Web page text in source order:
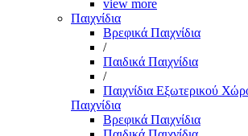
view more
Παιχνίδια
Βρεφικά Παιχνίδια
/
Παιδικά Παιχνίδια
/
Παιχνίδια Εξωτερικού
Παιχνίδια
Βρεφικά Παιχνίδια